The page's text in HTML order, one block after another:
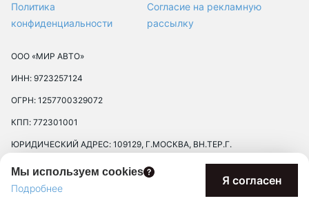
Мы используем cookies
Подробнее
Я согласен
Политика
конфиденциальности
Согласие на рекламную
рассылку
ООО «МИР АВТО»
ИНН: 9723257124
ОГРН: 1257700329072
КПП: 772301001
ЮРИДИЧЕСКИЙ АДРЕС: 109129, Г.МОСКВА, ВН.ТЕР.Г.
ТЕКСТИЛЬЩИКОВ, Д. 13, К. 2, ПОМЕЩ. 17/8П